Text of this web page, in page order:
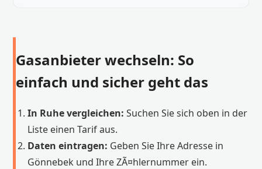
Gasanbieter wechseln: So
einfach und sicher geht das
In Ruhe vergleichen: Suchen Sie sich oben in der
Liste einen Tarif aus.
Daten eintragen: Geben Sie Ihre Adresse in
Gönnebek und Ihre ZÃ¤hlernummer ein.